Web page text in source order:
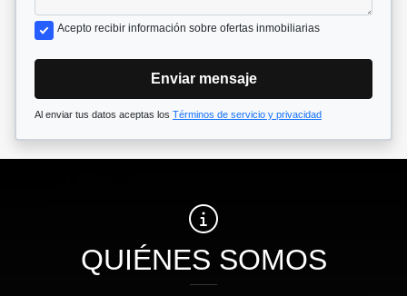
Acepto recibir información sobre ofertas inmobiliarias
Enviar mensaje
Al enviar tus datos aceptas los Términos de servicio y privacidad
QUIÉNES SOMOS